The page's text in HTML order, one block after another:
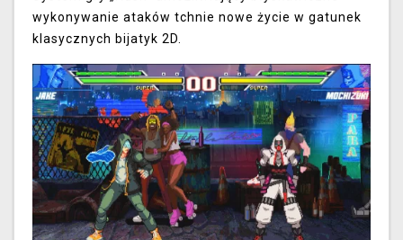
wykonywanie ataków tchnie nowe życie w gatunek
klasycznych bijatyk 2D.